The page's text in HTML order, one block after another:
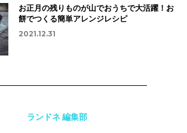
お正月の残りものが山でおうちで大活躍！お
餅でつくる簡単アレンジレシピ
2021.12.31
ランドネ 編集部